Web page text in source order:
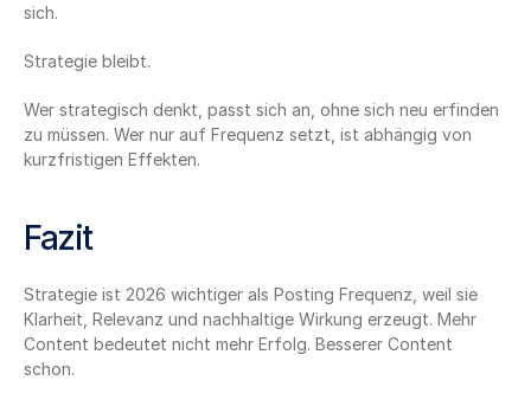
sich.
Strategie bleibt.
Wer strategisch denkt, passt sich an, ohne sich neu erfinden
zu müssen. Wer nur auf Frequenz setzt, ist abhängig von
kurzfristigen Effekten.
Fazit
Strategie ist 2026 wichtiger als Posting Frequenz, weil sie
Klarheit, Relevanz und nachhaltige Wirkung erzeugt. Mehr
Content bedeutet nicht mehr Erfolg. Besserer Content
schon.